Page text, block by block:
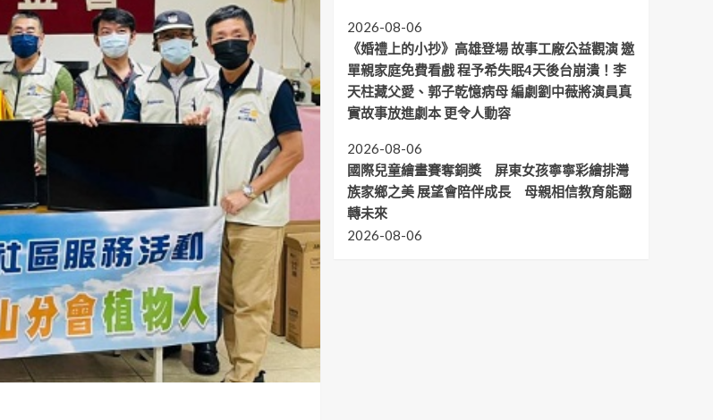
2026-08-06
《婚禮上的小抄》高雄登場 故事工廠公益觀演 邀
單親家庭免費看戲 程予希失眠4天後台崩潰！李
天柱藏父愛、郭子乾憶病母 編劇劉中薇將演員真
實故事放進劇本 更令人動容
2026-08-06
國際兒童繪畫賽奪銅獎 屏東女孩寧寧彩繪排灣
族家鄉之美 展望會陪伴成長 母親相信教育能翻
轉未來
2026-08-06